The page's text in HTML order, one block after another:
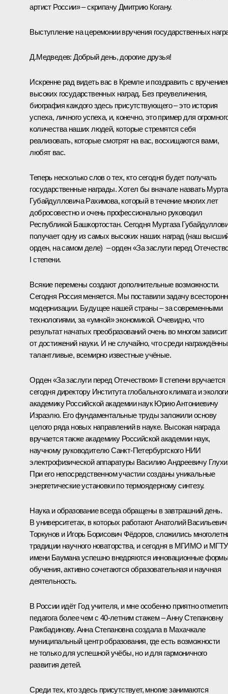
артист России» – скрипачу Дмитрию Когану.
Выступление на церемонии вручения государственных
Д.Медведев: Добрый день, дорогие друзья!
Искренне рад видеть вас в Кремле и поздравить с
высоких государственных наград. Без преувеличения,
биография каждого здесь присутствующего – это история
успеха, личного успеха, и, конечно, это пример для
количества наших людей, которые стремятся себя
реализовать, которые смотрят на вас, восхищаются вами,
любят вас.
Теперь несколько слов о тех, кто сегодня будет получать
государственные награды. Хотел бы вначале назвать
Губайдулловича Рахимова, который в течение многих лет
добросовестно и очень профессионально руководил
Республикой Башкортостан. Сегодня Муртаза
получает одну из самых высоких наших наград (наш
орден, на самом деле) ­ – орден «За заслуги перед
I степени.
Всякие перемены создают дополнительные возможности.
Сегодня Россия меняется. Мы поставили задачу
модернизации. Будущее нашей страны – за современными
технологиями, за «умной» экономикой. Очевидно, что
результат начатых преобразований очень во многом зависит
от достижений науки. И не случайно, что среди
талантливые, всемирно известные учёные.
Орден «За заслуги перед Отечеством» II степени вручается
сегодня директору Института глобального климата и
академику Российской академии наук Юрию Антониевичу
Израэлю. Его фундаментальные труды заложили основу
целого ряда новых направлений в науке. Высокая награда
вручается также академику Российской академии наук,
научному руководителю Санкт-Петербургского НИИ
электрофизической аппаратуры Василию Андреевичу
При его непосредственном участии созданы уникальные
энергетические установки по термоядерному синтезу.
Наука и образование всегда обращены в завтрашний день.
В университетах, в которых работают Анатолий Васильевич
Торкунов и Игорь Борисович Фёдоров, сложились
традиции научного новаторства, и сегодня в МГИМО и МГТУ
имени Баумана успешно внедряются инновационные
обучения, активно сочетаются образовательная и научная
деятельность.
В России идёт Год учителя, и мне особенно приятно
педагога более чем с 40-летним стажем – Анну Степановну
Ражбадинову. Анна Степановна создала в Махачкале
муниципальный центр образования, где есть возможности
не только для успешной учёбы, но и для гармоничного
развития детей.
Среди тех, кто здесь присутствует, многие занимаются